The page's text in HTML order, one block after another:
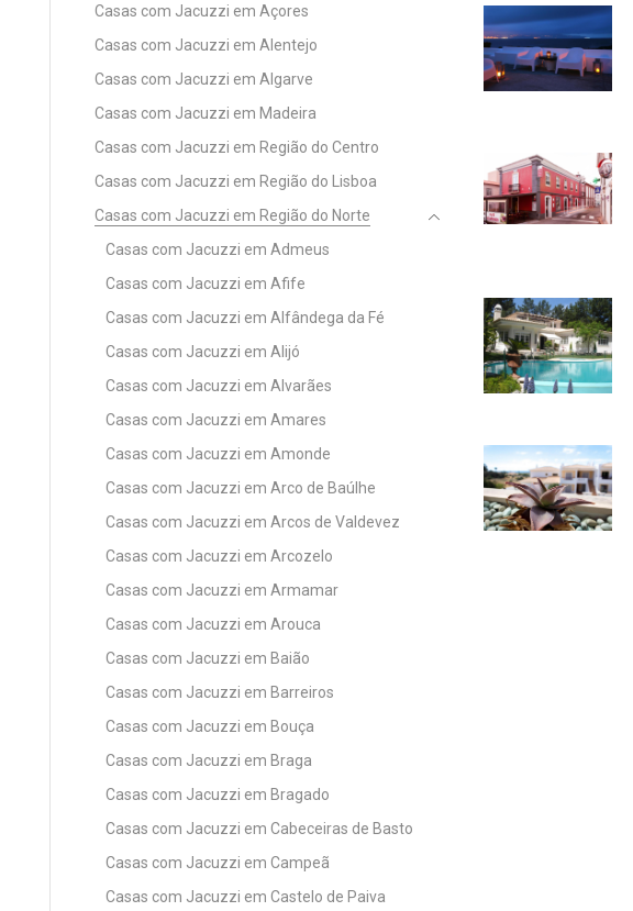
Casas com Jacuzzi em Açores
Casas com Jacuzzi em Alentejo
Casas com Jacuzzi em Algarve
Casas com Jacuzzi em Madeira
Casas com Jacuzzi em Região do Centro
Casas com Jacuzzi em Região do Lisboa
Casas com Jacuzzi em Região do Norte
Casas com Jacuzzi em Admeus
Casas com Jacuzzi em Afife
Casas com Jacuzzi em Alfândega da Fé
Casas com Jacuzzi em Alijó
Casas com Jacuzzi em Alvarães
Casas com Jacuzzi em Amares
Casas com Jacuzzi em Amonde
Casas com Jacuzzi em Arco de Baúlhe
Casas com Jacuzzi em Arcos de Valdevez
Casas com Jacuzzi em Arcozelo
Casas com Jacuzzi em Armamar
Casas com Jacuzzi em Arouca
Casas com Jacuzzi em Baião
Casas com Jacuzzi em Barreiros
Casas com Jacuzzi em Bouça
Casas com Jacuzzi em Braga
Casas com Jacuzzi em Bragado
Casas com Jacuzzi em Cabeceiras de Basto
Casas com Jacuzzi em Campeã
Casas com Jacuzzi em Castelo de Paiva